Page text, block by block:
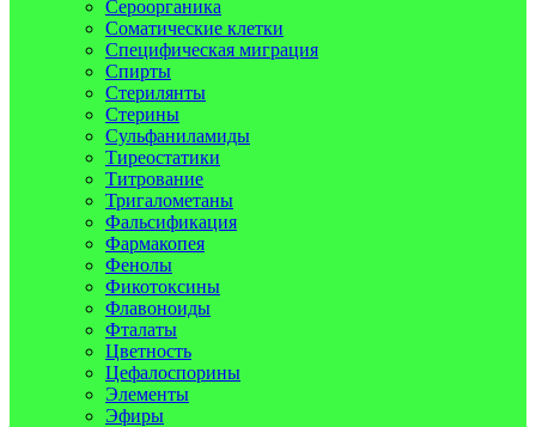
Сероорганика
Соматические клетки
Специфическая миграция
Спирты
Стерилянты
Стерины
Сульфаниламиды
Тиреостатики
Титрование
Тригалометаны
Фальсификация
Фармакопея
Фенолы
Фикотоксины
Флавоноиды
Фталаты
Цветность
Цефалоспорины
Элементы
Эфиры